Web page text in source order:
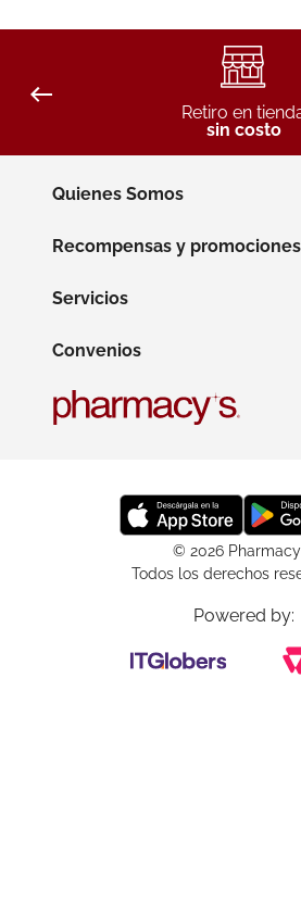
Retiro en
sin costo
Quienes Somos
Recompensas y promociones
Servicios
Convenios
© 2026
Todos los derechos
Powered by: